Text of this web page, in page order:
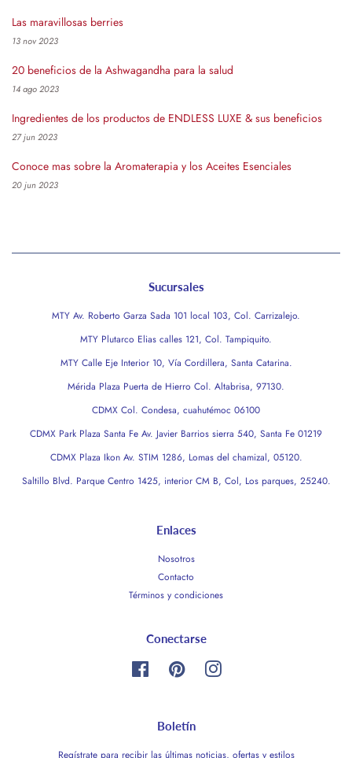
Las maravillosas berries
13 nov 2023
20 beneficios de la Ashwagandha para la salud
14 ago 2023
Ingredientes de los productos de ENDLESS LUXE & sus beneficios
27 jun 2023
Conoce mas sobre la Aromaterapia y los Aceites Esenciales
20 jun 2023
Sucursales
MTY Av. Roberto Garza Sada 101 local 103, Col. Carrizalejo.
MTY Plutarco Elias calles 121, Col. Tampiquito.
MTY Calle Eje Interior 10, Vía Cordillera, Santa Catarina.
Mérida Plaza Puerta de Hierro Col. Altabrisa, 97130.
CDMX Col. Condesa, cuahutémoc 06100
CDMX Park Plaza Santa Fe Av. Javier Barrios sierra 540, Santa Fe 01219
CDMX Plaza Ikon Av. STIM 1286, Lomas del chamizal, 05120.
Saltillo Blvd. Parque Centro 1425, interior CM B, Col, Los parques, 25240.
Enlaces
Nosotros
Contacto
Términos y condiciones
Conectarse
FacebookPinterestInstagram
Boletín
Regístrate para recibir las últimas noticias, ofertas y estilos